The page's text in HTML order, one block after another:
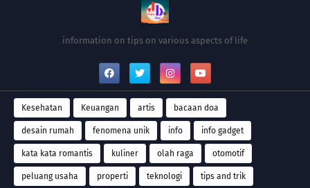
information on tips on various aspects of life
Kesehatan Keuangan artis bacaan doa
desain rumah fenomena unik info info gadget
kata kata romantis kuliner olah raga otomotif
peluang usaha properti teknologi tips and trik